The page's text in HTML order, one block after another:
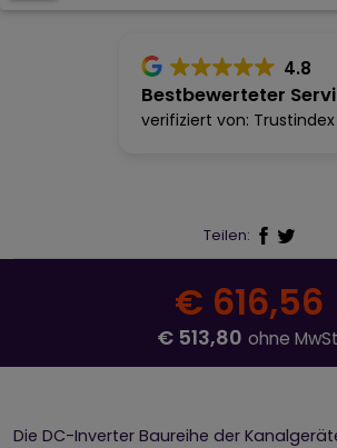
Teilen:
€ 616,56
€ 513,80 ohne
4.8
Bestbewerteter
verifiziert von: Trustindex
Die DC-Inverter Baureihe der